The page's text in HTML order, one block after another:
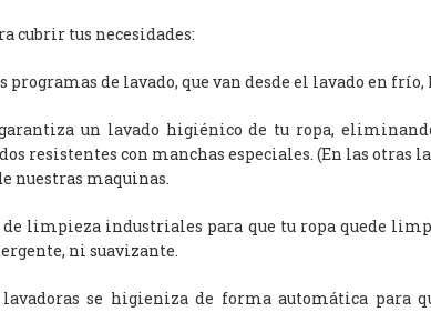
cubrir tus necesidades:
de lavado, que van desde el lavado en
un lavado higiénico de tu ropa,
resistentes con manchas especiales. (En las otras
nuestras maquinas.
limpieza industriales para que tu ropa quede
ni suavizante.
lavadoras se higieniza de forma automática para